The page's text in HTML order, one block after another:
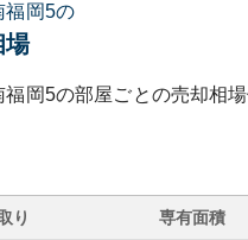
福岡5の
場
福岡5の部屋ごとの売却相
り 専有面積